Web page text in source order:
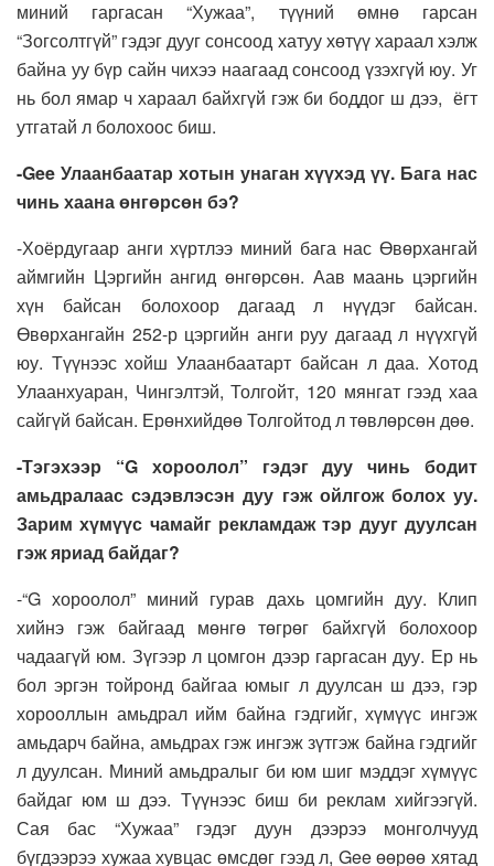
миний гаргасан “Хужаа”, түүний өмнө гарсан
“Зогсолтгүй” гэдэг дууг сонсоод хатуу хөтүү хараал хэлж
байна уу бүр сайн чихээ наагаад сонсоод үзэхгүй юу. Уг
нь бол ямар ч хараал байхгүй гэж би боддог ш дээ, ёгт
утгатай л болохоос биш.
-Gee Улаанбаатар хотын унаган хүүхэд үү. Бага нас
чинь хаана өнгөрсөн бэ?
-Хоёрдугаар анги хүртлээ миний бага нас Өвөрхангай
аймгийн Цэргийн ангид өнгөрсөн. Аав маань цэргийн
хүн байсан болохоор дагаад л нүүдэг байсан.
Өвөрхангайн 252-р цэргийн анги руу дагаад л нүүхгүй
юу. Түүнээс хойш Улаанбаатарт байсан л даа. Хотод
Улаанхуаран, Чингэлтэй, Толгойт, 120 мянгат гээд хаа
сайгүй байсан. Ерөнхийдөө Толгойтод л төвлөрсөн дөө.
-Тэгэхээр “G хороолол” гэдэг дуу чинь бодит
амьдралаас сэдэвлэсэн дуу гэж ойлгож болох уу.
Зарим хүмүүс чамайг рекламдаж тэр дууг дуулсан
гэж яриад байдаг?
-“G хороолол” миний гурав дахь цомгийн дуу. Клип
хийнэ гэж байгаад мөнгө төгрөг байхгүй болохоор
чадаагүй юм. Зүгээр л цомгон дээр гаргасан дуу. Ер нь
бол эргэн тойронд байгаа юмыг л дуулсан ш дээ, гэр
хорооллын амьдрал ийм байна гэдгийг, хүмүүс ингэж
амьдарч байна, амьдрах гэж ингэж зүтгэж байна гэдгийг
л дуулсан. Миний амьдралыг би юм шиг мэддэг хүмүүс
байдаг юм ш дээ. Түүнээс биш би реклам хийгээгүй.
Сая бас “Хужаа” гэдэг дуун дээрээ монголчууд
бүгдээрээ хужаа хувцас өмсдөг гээд л, Gee өөрөө хятад